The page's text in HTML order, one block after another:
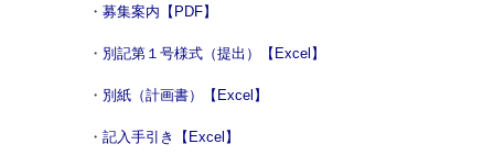
・ 募集案内【PDF】
・ 別記第１号様式（提出）【Excel】
・ 別紙（計画書）【Excel】
・ 記入手引き【Excel】